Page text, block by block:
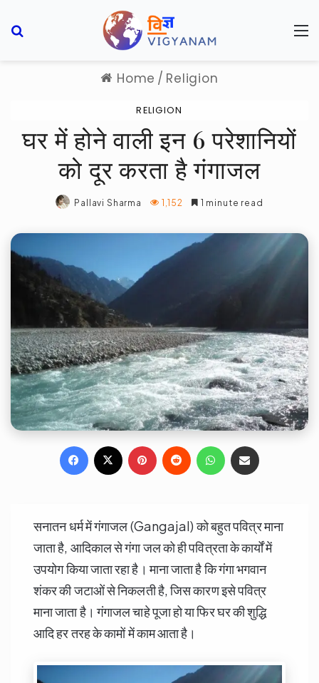
Home / Religion
RELIGION
घर में होने वाली इन 6 परेशानियों
को दूर करता है गंगाजल
Pallavi Sharma 1,152 1 minute read
Facebook Pinterest
Reddit WhatsApp
सनातन धर्म में गंगाजल (Gangajal) को बहुत पवित्र माना
जाता है, आदिकाल से गंगा जल को ही पवित्रता के कार्यों में
उपयोग किया जाता रहा है। माना जाता है कि गंगा भगवान
शंकर की जटाओं से निकलती है, जिस कारण इसे पवित्र
माना जाता है। गंगाजल चाहे पूजा हो या फिर घर की शुद्धि
आदि हर तरह के कामों में काम आता है।